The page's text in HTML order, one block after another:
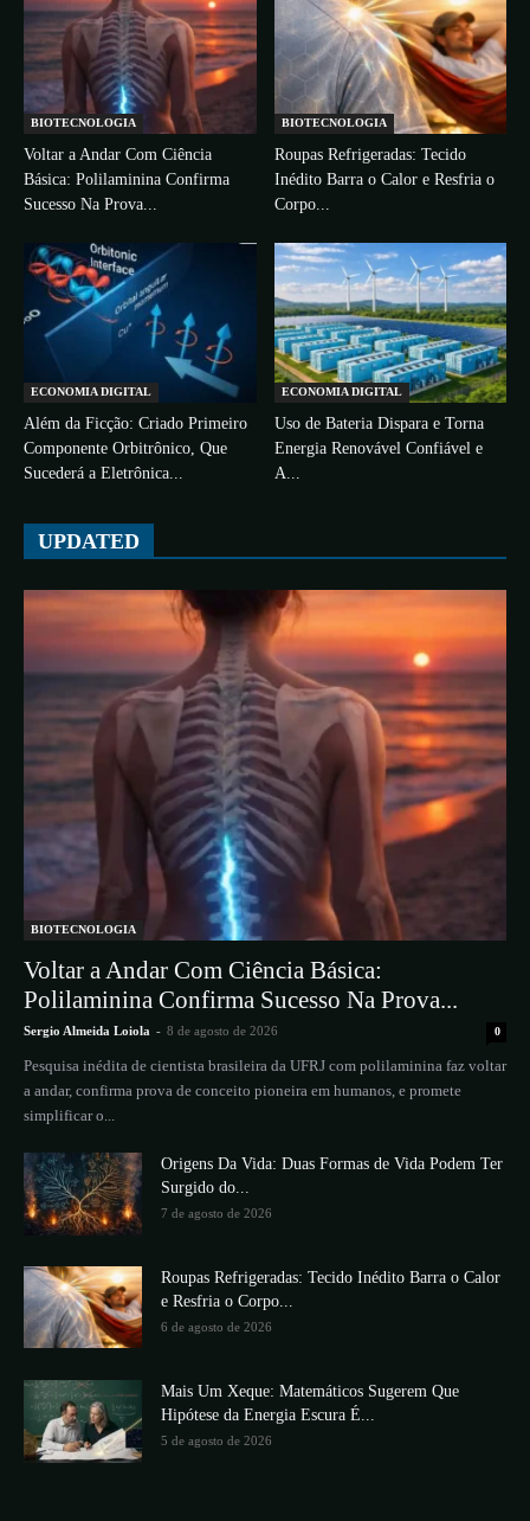
BIOTECNOLOGIA
Voltar a Andar Com Ciência
Básica: Polilaminina Confirma
Sucesso Na Prova...
BIOTECNOLOGIA
Roupas Refrigeradas: Tecido
Inédito Barra o Calor e Resfria o
Corpo...
ECONOMIA DIGITAL
Além da Ficção: Criado Primeiro
Componente Orbitrônico, Que
Sucederá a Eletrônica...
ECONOMIA DIGITAL
Uso de Bateria Dispara e Torna
Energia Renovável Confiável e
A...
UPDATED
BIOTECNOLOGIA
Voltar a Andar Com Ciência Básica:
Polilaminina Confirma Sucesso Na Prova...
Sergio Almeida Loiola - 8 de agosto de 2026 0
Pesquisa inédita de cientista brasileira da UFRJ com polilaminina faz voltar
a andar, confirma prova de conceito pioneira em humanos, e promete
simplificar o...
Origens Da Vida: Duas Formas de Vida Podem Ter
Surgido do...
7 de agosto de 2026
Roupas Refrigeradas: Tecido Inédito Barra o Calor
e Resfria o Corpo...
6 de agosto de 2026
Mais Um Xeque: Matemáticos Sugerem Que
Hipótese da Energia Escura É...
5 de agosto de 2026